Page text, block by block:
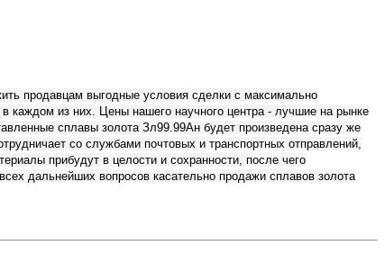
продавцам выгодные условия сделки с максимально
каждом из них. Цены нашего научного центра - лучшие на рынке
сплавы золота Зл99.99Ан будет произведена сразу же
со службами почтовых и транспортных отправлений,
прибудут в целости и сохранности, после чего
дальнейших вопросов касательно продажи сплавов золота